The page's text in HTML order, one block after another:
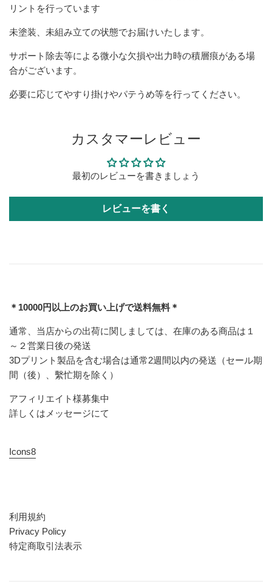
リントを行っています
未塗装、未組み立ての状態でお届けいたします。
サポート除去等による微小な欠損や出力時の積層痕がある場
合がございます。
必要に応じてやすり掛けやパテうめ等を行ってください。
カスタマーレビュー
最初のレビューを書きましょう
レビューを書く
＊10000円以上のお買い上げで送料無料＊
通常、当店からの出荷に関しましては、在庫のある商品は１
～２営業日後の発送
3Dプリント製品を含む場合は通常2週間以内の発送（セール期
間（後）、繫忙期を除く）
アフィリエイト様募集中
詳しくはメッセージにて
Icons8
利用規約
Privacy Policy
特定商取引法表示